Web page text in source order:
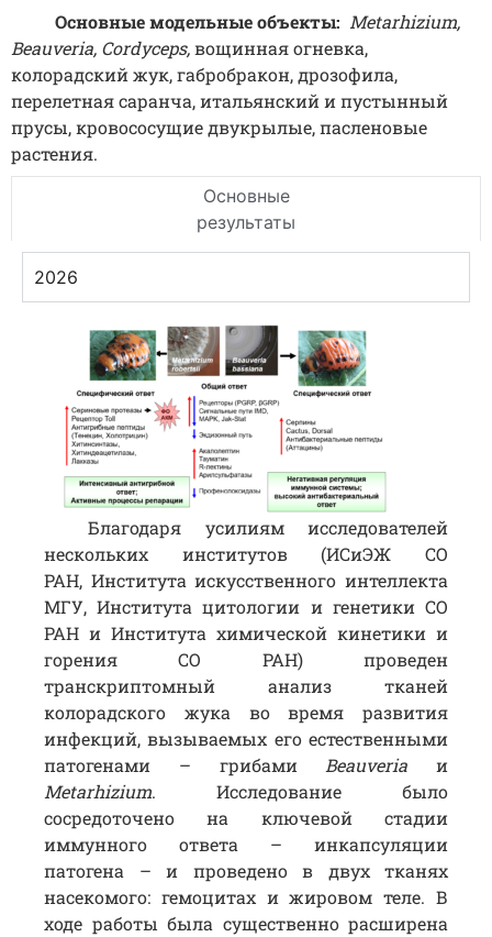
Основные модельные объекты: Metarhizium,
Beauveria, Cordyceps,вощинная огневка,
колорадский жук, габробракон, дрозофила,
перелетная саранча, итальянский и пустынный
прусы, кровососущие двукрылые, пасленовые
растения.
Основные
результаты
2026
Благодаря усилиям исследователей
нескольких институтов (ИСиЭЖ СО
РАН, Института искусственного интеллекта
МГУ, Института цитологии и генетики СО
РАН и Института химической кинетики и
горения СО РАН) проведен
транскриптомный анализ тканей
колорадского жука во время развития
инфекций, вызываемых его естественными
патогенами – грибами Beauveria и
Metarhizium. Исследование было
сосредоточено на ключевой стадии
иммунного ответа – инкапсуляции
патогена – и проведено в двух тканях
насекомого: гемоцитах и жировом теле. В
ходе работы была существенно расширена